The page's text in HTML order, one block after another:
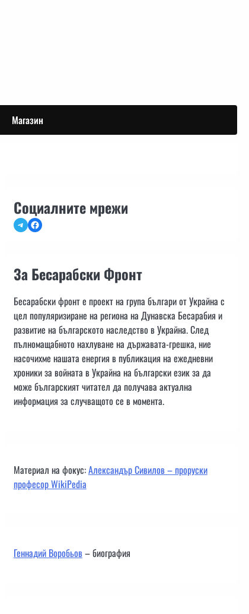
Магазин
Социалните мрежи
TelegramFacebook
За Бесарабски Фронт
Бесарабски фронт е проект на група българи от Украйна с
цел популяризиране на региона на Дунавска Бесарабия и
развитие на българското наследство в Украйна. След
пълномащабното нахлуване на държавата-грешка, ние
насочихме нашата енергия в публикация на ежедневни
хроники за войната в Украйна на български език за да
може българският читател да получава актуална
информация за случващото се в момента.
Материал на фокус:Александър Сивилов – проруски
професор WikiPedia
Геннадий Воробьов– биография